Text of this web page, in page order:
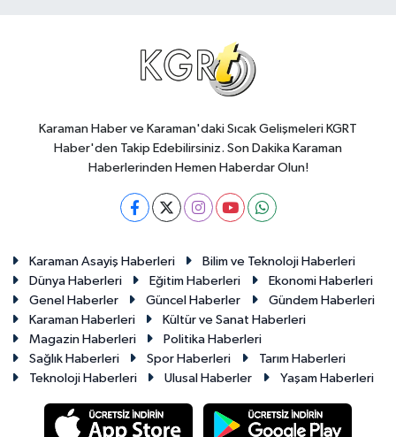
Karaman Haber ve Karaman'daki Sıcak Gelişmeleri KGRT
Haber'den Takip Edebilirsiniz. Son Dakika Karaman
Haberlerinden Hemen Haberdar Olun!
Karaman Asayiş Haberleri
Bilim ve Teknoloji Haberleri
Dünya Haberleri
Eğitim Haberleri
Ekonomi Haberleri
Genel Haberler
Güncel Haberler
Gündem Haberleri
Karaman Haberleri
Kültür ve Sanat Haberleri
Magazin Haberleri
Politika Haberleri
Sağlık Haberleri
Spor Haberleri
Tarım Haberleri
Teknoloji Haberleri
Ulusal Haberler Yaşam Haberleri